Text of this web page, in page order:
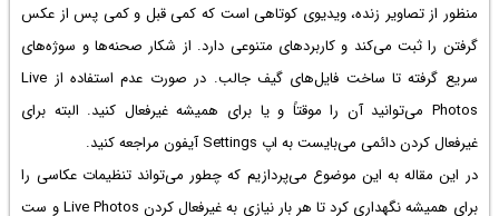
منظور از تصاویر زنده، ویدیوی کوتاهی است که کمی قبل و کمی پس از عکس
گرفتن را ثبت می‌کند و کاربردهای متنوعی دارد. از شکار صحنه‌ها و سوژه‌های
سریع گرفته تا ساخت فایل‌های گیف جالب. در صورت عدم استفاده از Live
Photos می‌توانید آن را موقتاً و یا برای همیشه غیرفعال کنید. البته برای
غیرفعال کردن دائمی می‌بایست به اپ Settings آیفون مراجعه کنید.
در این مقاله به این موضوع می‌پردازیم که چطور می‌تواند تنظیمات عکاسی را
برای همیشه نگهداری کرد تا هر بار نیازی به غیرفعال کردن Live Photos و ست